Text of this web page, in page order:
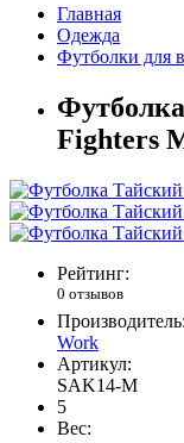
Главная
Одежда
Футболки для
Fighters
Рейтинг:
0 отзывов
Производитель:
Work
Артикул:
SAK14-M
5
Вес: